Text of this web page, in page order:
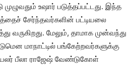
முழுவதும் உஷார் படுத்தப்பட்டது. இந்த
சேர்ந்தவர்களின் பட்டியலை
வருகிறது. மேலும், தாமாக முன்வந்து
மாநாட்டில் பங்கேற்றவர்களுக்கு
பீலா ராஜேஷ் வேண்டுகோள்